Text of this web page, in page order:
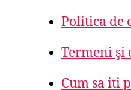
Politica de
Termeni şi
Cum sa iti